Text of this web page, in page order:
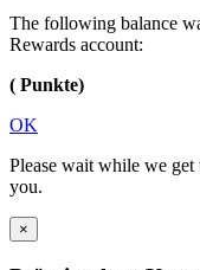
The following balance
Rewards account:
( Punkte)
OK
Please wait while we
you.
×